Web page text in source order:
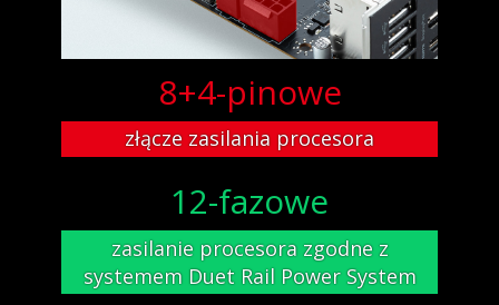
8+4-pinowe
złącze zasilania procesora
12-fazowe
zasilanie procesora zgodne z
systemem Duet Rail Power System